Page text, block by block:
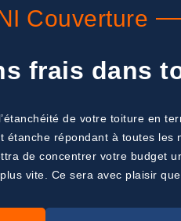
Couverture
frais dans
de votre toiture en
répondant à toutes
de concentrer votre budget
vite. Ce sera avec plaisir